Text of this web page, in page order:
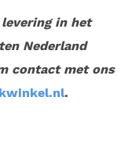
in het
Nederland
contact met ons
.